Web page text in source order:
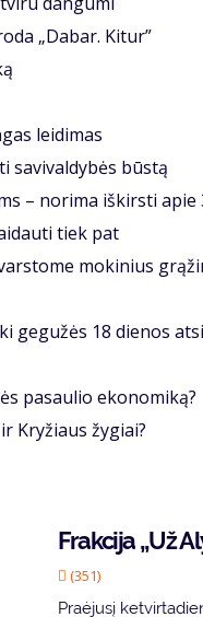
„Da­bar. Ki­tur”
lei­di­mas
sa­vi­val­dy­bės būs­tą
– no­ri­ma iš­kirs­ti apie
tiek pat
mokinius
gegužės 18 dienos
pa­sau­lio eko­no­mi­ką?
Kry­žiaus žy­giai?
Frak­ci­ja „Už
(351)
Pra­ėju­sį